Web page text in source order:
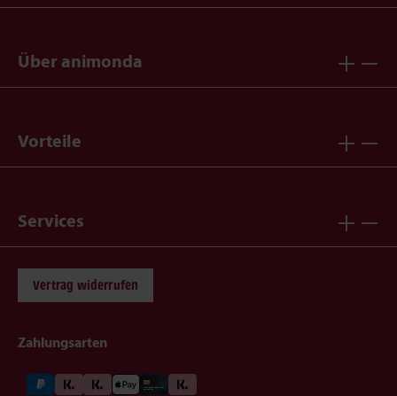
Über animonda
Vorteile
Services
Vertrag widerrufen
Zahlungsarten